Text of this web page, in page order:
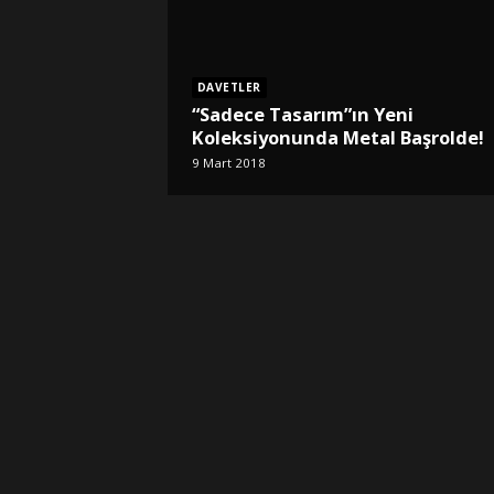
DAVETLER
“Sadece Tasarım”ın Yeni
Koleksiyonunda Metal Başrolde!
9 Mart 2018